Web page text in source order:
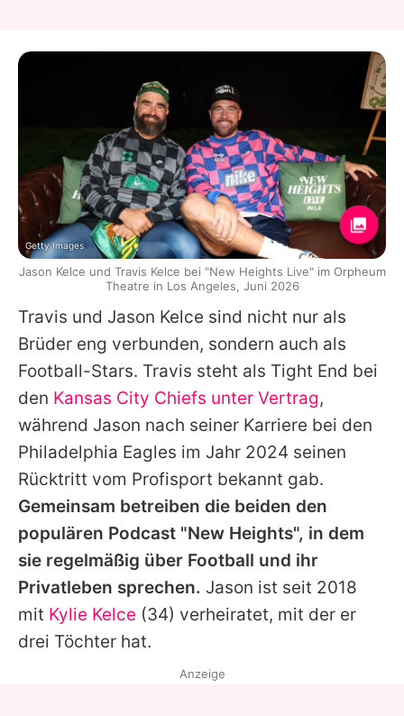
Travis und Jason Kelce sind nicht nur als
Brüder eng verbunden, sondern auch als
Football-Stars. Travis steht als Tight End bei
den Kansas City Chiefs unter Vertrag,
während Jason nach seiner Karriere bei den
Philadelphia Eagles im Jahr 2024 seinen
Rücktritt vom Profisport bekannt gab.
Gemeinsam betreiben die beiden den
populären Podcast "New Heights", in dem
sie regelmäßig über Football und ihr
Privatleben sprechen. Jason ist seit 2018
mit Kylie Kelce (34) verheiratet, mit der er
drei Töchter hat.
Getty Images
Jason Kelce und Travis Kelce bei "New Heights Live" im Orpheum
Theatre in Los Angeles, Juni 2026
Anzeige